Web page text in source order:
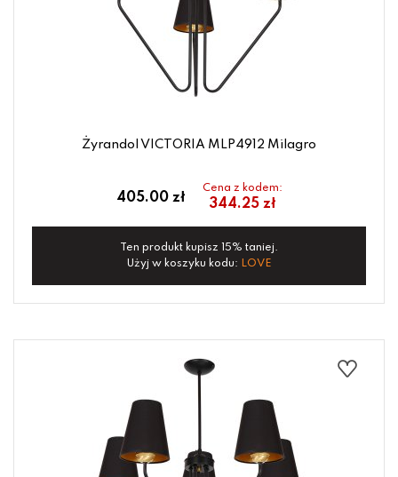
Żyrandol VICTORIA MLP4912 Milagro
405.00 zł
Cena z kodem:
344.25 zł
Ten produkt kupisz 15% taniej.
Użyj w koszyku kodu: LOVE